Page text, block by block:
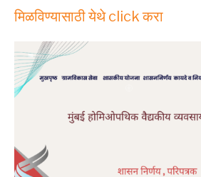
मिळविण्यासाठी येथे click करा